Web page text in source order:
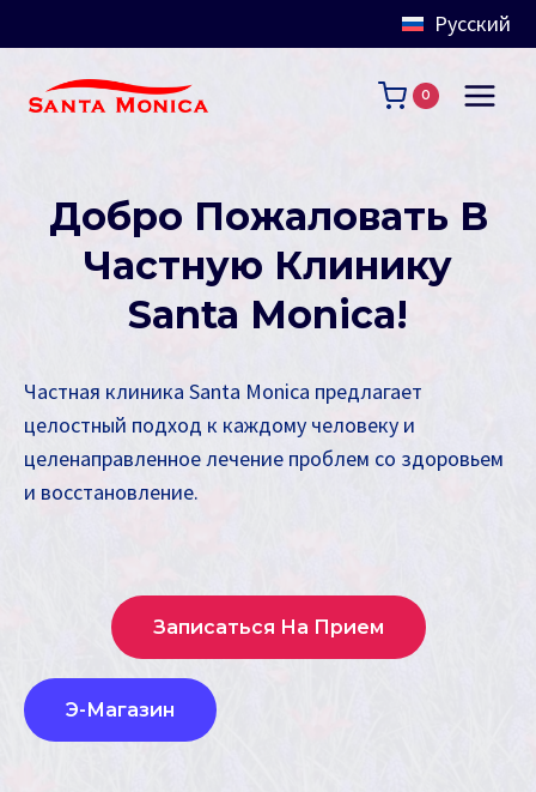
Русский
0
Добро Пожаловать В
Частную Клинику
Santa Monica!
Частная клиника Santa Monica предлагает
целостный подход к каждому человеку и
целенаправленное лечение проблем со здоровьем
и восстановление.
Записаться На Прием
Э-Магазин